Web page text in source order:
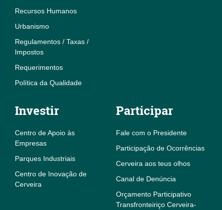
Recursos Humanos
Urbanismo
Regulamentos / Taxas /
Impostos
Requerimentos
Política da Qualidade
Investir
Centro de Apoio às
Empresas
Parques Industriais
Centro de Inovação de
Cerveira
Participar
Fale com o Presidente
Participação de Ocorrências
Cerveira aos teus olhos
Canal de Denúncia
Orçamento Participativo
Transfronteiriço Cerveira-